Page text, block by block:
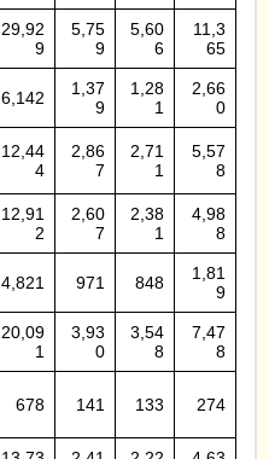
29,92
9
5,75
9
5,60
6
11,3
65
6,142
1,37
9
1,28
1
2,66
0
12,44
4
2,86
7
2,71
1
5,57
8
12,91
2
2,60
7
2,38
1
4,98
8
4,821 971 848
1,81
9
20,09
1
3,93
0
3,54
8
7,47
8
678 141 133 274